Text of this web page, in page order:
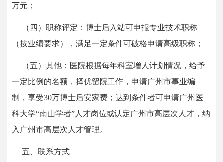
万元；
（四）职称评定：博士后入站可申报专业技术职称
（按业绩要求），满足一定条件可破格申请高级职称；
（五）其他：医院根据每年科室增人计划情况，给予
一定比例的名额，择优留院工作，申请广州市事业编
制，享受30万博士后安家费；达到条件者可申请广州医
科大学“南山学者”人才岗位或认定广州市高层次人才，纳
入广州市高层次人才管理。
五、联系方式